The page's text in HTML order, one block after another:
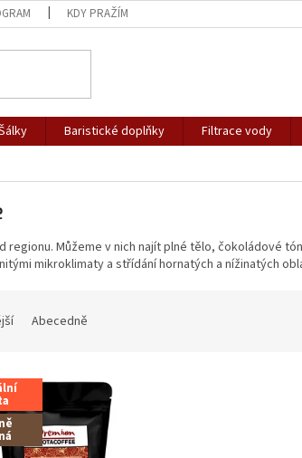
KDY PRAŽÍME A KDY MŮŽETE OBJEDNÁVKU
Baristické doplňky Filtrace vody
Můžeme v nich najít plné tělo, čokoládové
mikroklimaty a střídání hornatých a nížinatých
Abecedně